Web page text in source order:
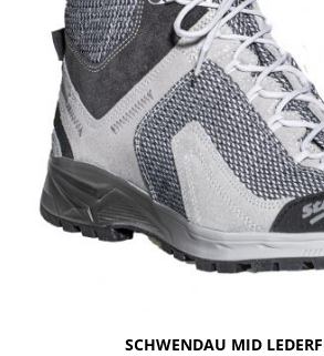
SCHWENDAU MID